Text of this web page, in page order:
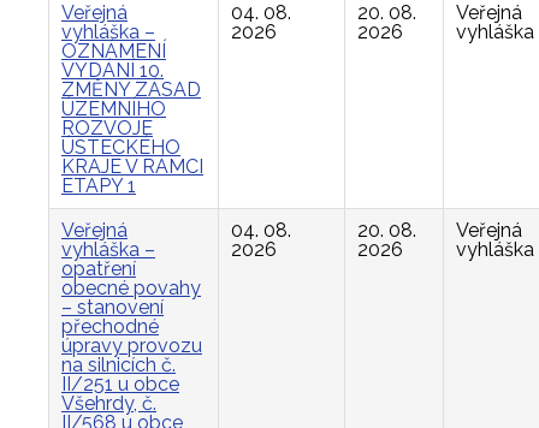
Veřejná
vyhláška –
OZNÁMENÍ
VYDÁNÍ 10.
ZMĚNY ZÁSAD
ÚZEMNÍHO
ROZVOJE
ÚSTECKÉHO
KRAJE V RÁMCI
ETAPY 1
04. 08.
2026
20. 08.
2026
Veřejná
vyhláška
Veřejná
vyhláška –
opatření
obecné povahy
– stanovení
přechodné
úpravy provozu
na silnicích č.
II/251 u obce
Všehrdy, č.
II/568 u obce
04. 08.
2026
20. 08.
2026
Veřejná
vyhláška